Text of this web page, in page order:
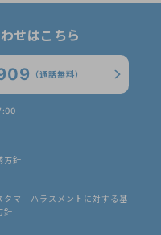
せはこちら
（通話無料）
方針
タマーハラスメントに対する基
針